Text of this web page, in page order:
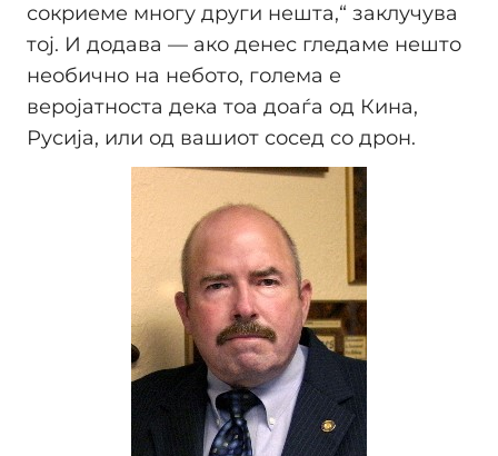
сокриеме многу други нешта,“ заклучува
тој. И додава — ако денес гледаме нешто
необично на небото, голема е
веројатноста дека тоа доаѓа од Кина,
Русија, или од вашиот сосед со дрон.